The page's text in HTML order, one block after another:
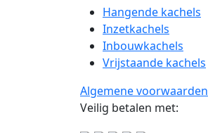
Hangende kachels
Inzetkachels
Inbouwkachels
Vrijstaande kachels
Algemene voorwaarden
Veilig betalen met: